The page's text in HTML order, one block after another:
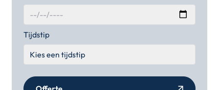
Tijdstip